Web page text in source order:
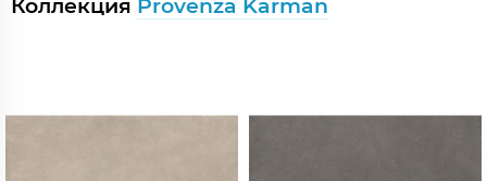
Коллекция Provenza Karman